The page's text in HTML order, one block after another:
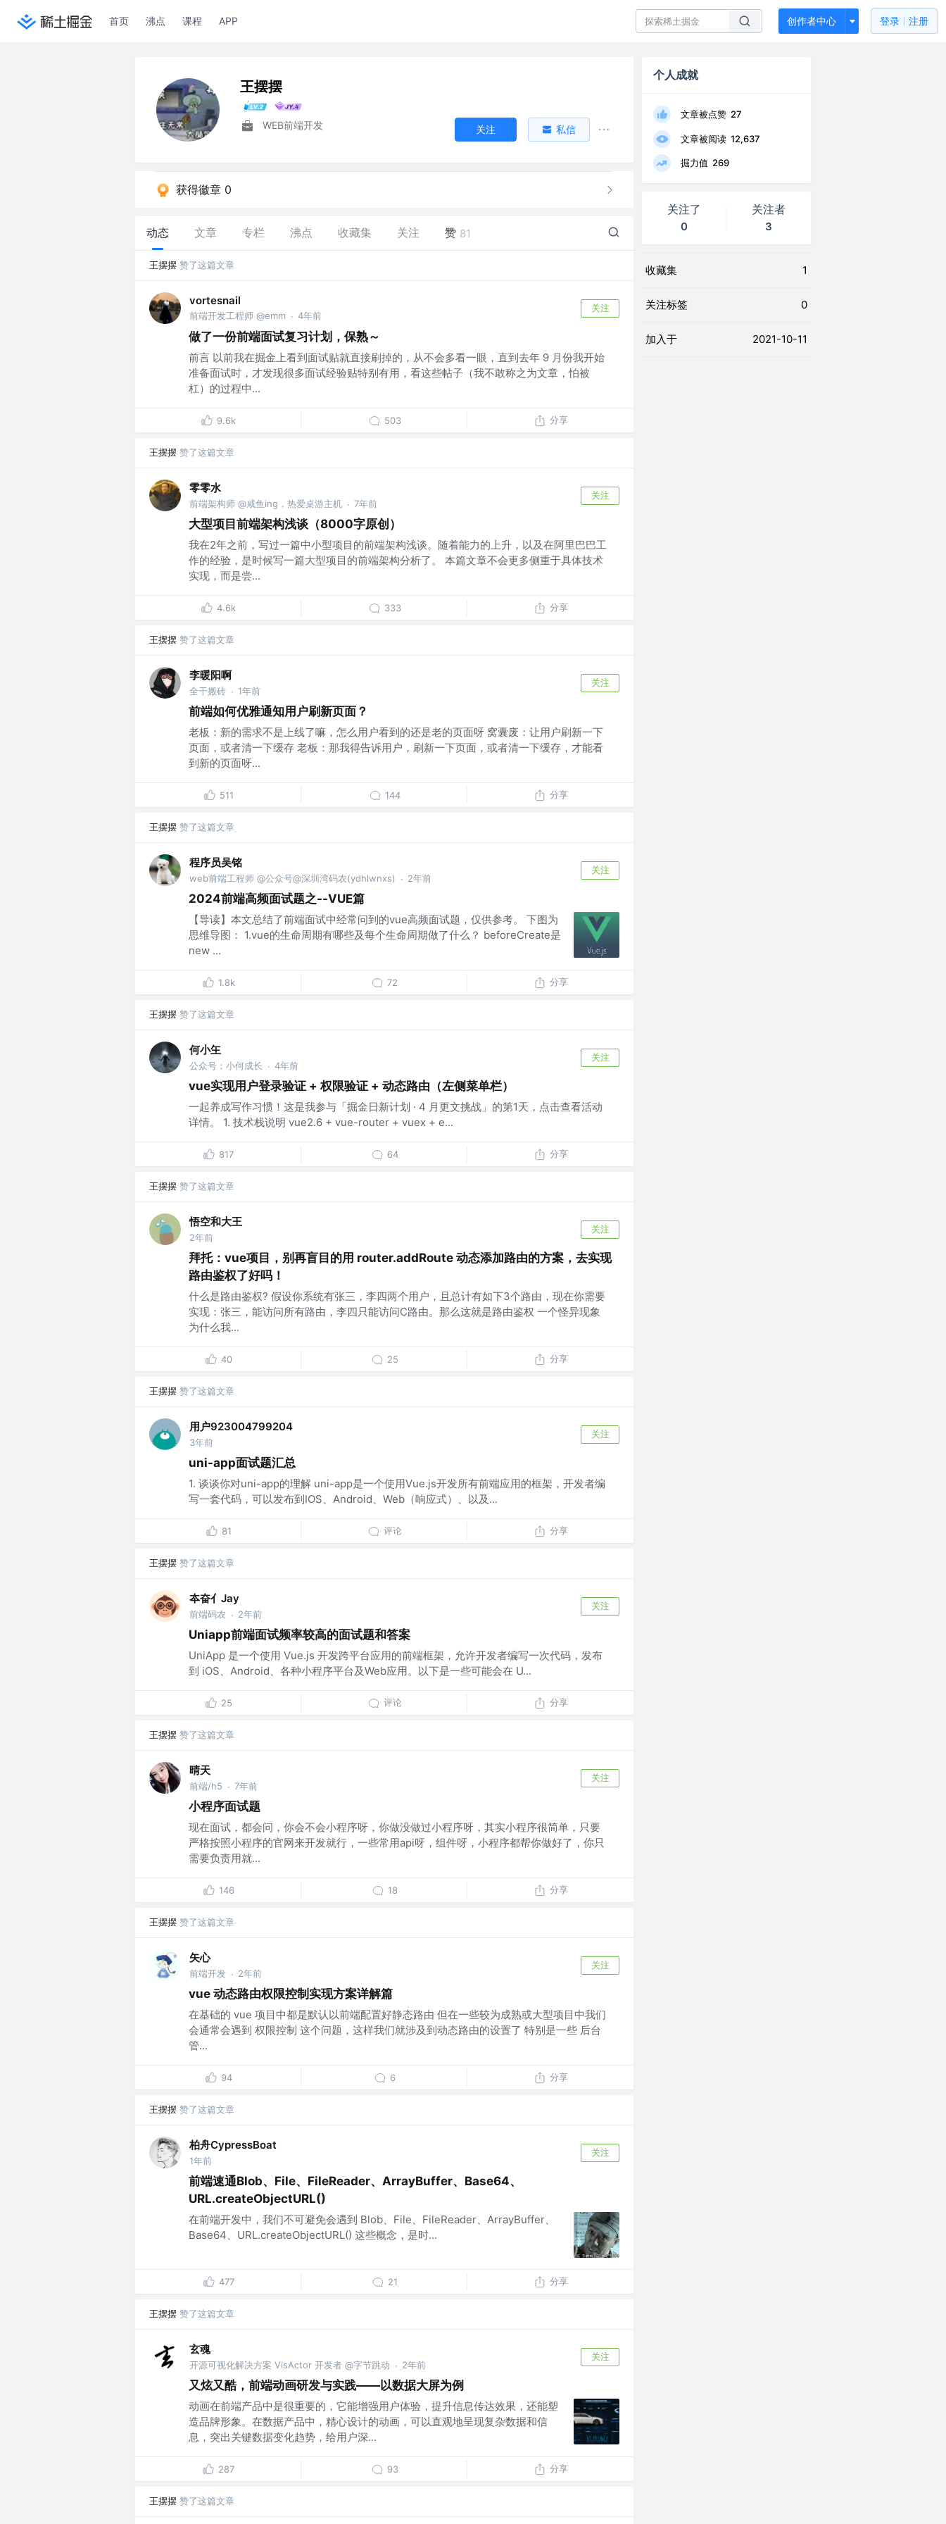
首页 沸点 课程 APP 创作者中心 登录 注册
王摆摆
WEB前端开发 关注 私信
获得徽章 0
动态 文章 专栏 沸点 收藏集 关注 赞 81
王摆摆 赞了这篇文章
vortesnail
前端开发工程师 @emm · 4年前
关注
做了一份前端面试复习计划，保熟～
前言 以前我在掘金上看到面试贴就直接刷掉的，从不会多看一眼，直到去年 9 月份我开始
准备面试时，才发现很多面试经验贴特别有用，看这些帖子（我不敢称之为文章，怕被
杠）的过程中...
9.6k 503 分享
王摆摆 赞了这篇文章
零零水
前端架构师 @咸鱼ing，热爱桌游主机 · 7年前
关注
大型项目前端架构浅谈（8000字原创）
我在2年之前，写过一篇中小型项目的前端架构浅谈。随着能力的上升，以及在阿里巴巴工
作的经验，是时候写一篇大型项目的前端架构分析了。 本篇文章不会更多侧重于具体技术
实现，而是尝...
4.6k 333 分享
王摆摆 赞了这篇文章
李暖阳啊
全干搬砖 · 1年前
关注
前端如何优雅通知用户刷新页面？
老板：新的需求不是上线了嘛，怎么用户看到的还是老的页面呀 窝囊废：让用户刷新一下
页面，或者清一下缓存 老板：那我得告诉用户，刷新一下页面，或者清一下缓存，才能看
到新的页面呀...
511 144 分享
王摆摆 赞了这篇文章
程序员吴铭
web前端工程师 @公众号@深圳湾码农(ydhlwnxs) · 2年前
关注
2024前端高频面试题之--VUE篇
【导读】本文总结了前端面试中经常问到的vue高频面试题，仅供参考。 下图为
思维导图： 1.vue的生命周期有哪些及每个生命周期做了什么？ beforeCreate是
new ...
1.8k 72 分享
王摆摆 赞了这篇文章
何小玍
公众号：小何成长 · 4年前
关注
vue实现用户登录验证 + 权限验证 + 动态路由（左侧菜单栏）
一起养成写作习惯！这是我参与「掘金日新计划 · 4 月更文挑战」的第1天，点击查看活动
详情。 1. 技术栈说明 vue2.6 + vue-router + vuex + e...
817 64 分享
王摆摆 赞了这篇文章
悟空和大王
2年前
关注
拜托：vue项目，别再盲目的用 router.addRoute 动态添加路由的方案，去实现
路由鉴权了好吗！
什么是路由鉴权? 假设你系统有张三，李四两个用户，且总计有如下3个路由，现在你需要
实现：张三，能访问所有路由，李四只能访问C路由。那么这就是路由鉴权 一个怪异现象
为什么我...
40 25 分享
王摆摆 赞了这篇文章
用户923004799204
3年前
关注
uni-app面试题汇总
1. 谈谈你对uni-app的理解 uni-app是一个使用Vue.js开发所有前端应用的框架，开发者编
写一套代码，可以发布到IOS、Android、Web（响应式）、以及...
81 评论 分享
王摆摆 赞了这篇文章
夲奋亻Jay
前端码农 · 2年前
关注
Uniapp前端面试频率较高的面试题和答案
UniApp 是一个使用 Vue.js 开发跨平台应用的前端框架，允许开发者编写一次代码，发布
到 iOS、Android、各种小程序平台及Web应用。以下是一些可能会在 U...
25 评论 分享
王摆摆 赞了这篇文章
晴天
前端/h5 · 7年前
关注
小程序面试题
现在面试，都会问，你会不会小程序呀，你做没做过小程序呀，其实小程序很简单，只要
严格按照小程序的官网来开发就行，一些常用api呀，组件呀，小程序都帮你做好了，你只
需要负责用就...
146 18 分享
王摆摆 赞了这篇文章
矢心
前端开发 · 2年前
关注
vue 动态路由权限控制实现方案详解篇
在基础的 vue 项目中都是默认以前端配置好静态路由 但在一些较为成熟或大型项目中我们
会通常会遇到 权限控制 这个问题，这样我们就涉及到动态路由的设置了 特别是一些 后台
管...
94 6 分享
王摆摆 赞了这篇文章
柏舟CypressBoat
1年前
关注
前端速通Blob、File、FileReader、ArrayBuffer、Base64、
URL.createObjectURL()
在前端开发中，我们不可避免会遇到 Blob、File、FileReader、ArrayBuffer、
Base64、URL.createObjectURL() 这些概念，是时...
477 21 分享
王摆摆 赞了这篇文章
玄魂
开源可视化解决方案 VisActor 开发者 @字节跳动 · 2年前
关注
又炫又酷，前端动画研发与实践——以数据大屏为例
动画在前端产品中是很重要的，它能增强用户体验，提升信息传达效果，还能塑
造品牌形象。在数据产品中，精心设计的动画，可以直观地呈现复杂数据和信
息，突出关键数据变化趋势，给用户深...
287 93 分享
王摆摆 赞了这篇文章
个人成就
文章被点赞 27
文章被阅读 12,637
掘力值 269
关注了
0
关注者
3
收藏集 1
关注标签 0
加入于 2021-10-11